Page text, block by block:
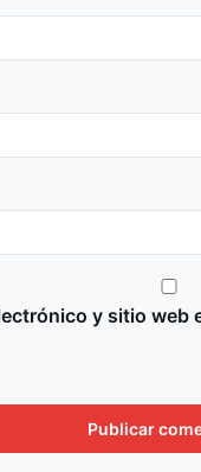
y sitio web